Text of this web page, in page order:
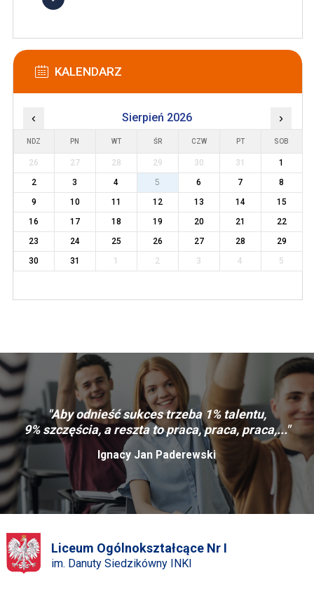
KALENDARZ
‹ Sierpień 2026 ›
NDZ PN WT ŚR CZW PT SOB
26 27 28 29 30 31
1
2
3 4 5 6 7
8
9
10 11 12 13 14
15
16
17 18 19 20 21
22
23
24 25 26 27 28
29
30
31 1 2 3 4 5
"Aby odnieść sukces trzeba 1% talentu,
9% szczęścia, a reszta to praca, praca, praca,..."
Ignacy Jan Paderewski
Liceum Ogólnokształcące Nr I
im. Danuty Siedzikówny INKI